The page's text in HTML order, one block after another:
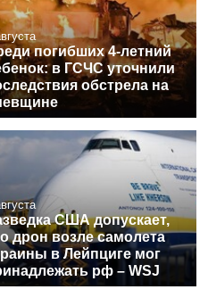
погибших 4-летний
в ГСЧС уточнили
обстрела на
США допускает,
дрон возле самолета
в Лейпциге мог
рф – WSJ